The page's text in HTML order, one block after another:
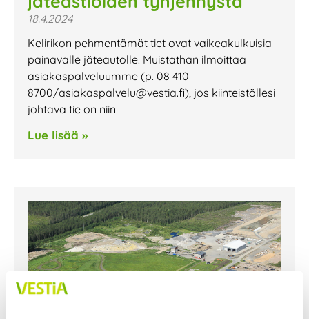
18.4.2024
Kelirikon pehmentämät tiet ovat vaikeakulkuisia
painavalle jäteautolle. Muistathan ilmoittaa
asiakaspalveluumme (p. 08 410
8700/asiakaspalvelu@vestia.fi), jos kiinteistöllesi
johtava tie on niin
Lue lisää »